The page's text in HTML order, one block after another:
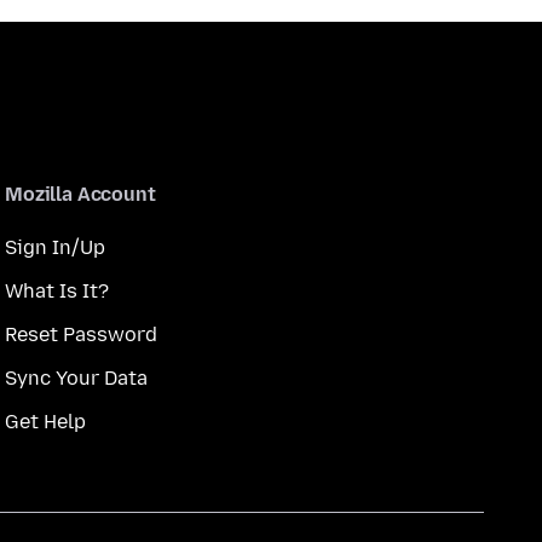
Mozilla Account
Sign In/Up
What Is It?
Reset Password
Sync Your Data
Get Help